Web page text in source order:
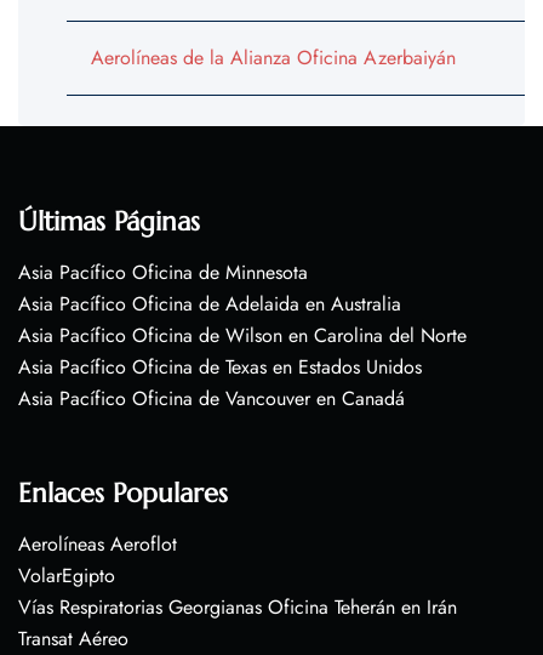
Aerolíneas de la Alianza Oficina Azerbaiyán
Últimas Páginas
Asia Pacífico Oficina de Minnesota
Asia Pacífico Oficina de Adelaida en Australia
Asia Pacífico Oficina de Wilson en Carolina del Norte
Asia Pacífico Oficina de Texas en Estados Unidos
Asia Pacífico Oficina de Vancouver en Canadá
Enlaces Populares
Aerolíneas Aeroflot
VolarEgipto
Vías Respiratorias Georgianas Oficina Teherán en Irán
Transat Aéreo